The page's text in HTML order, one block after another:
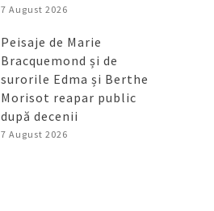
7 August 2026
Peisaje de Marie
Bracquemond și de
surorile Edma și Berthe
Morisot reapar public
după decenii
7 August 2026